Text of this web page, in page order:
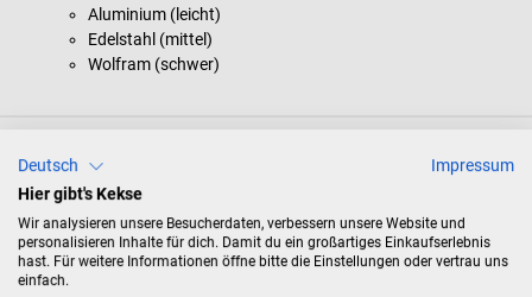
Aluminium (leicht)
Edelstahl (mittel)
Wolfram (schwer)
Produktidentifikation
Dokumente
Deutsch
Impressum
Hier gibt's Kekse
Wir analysieren unsere Besucherdaten, verbessern unsere Website und
personalisieren Inhalte für dich. Damit du ein großartiges Einkaufserlebnis
hast. Für weitere Informationen öffne bitte die Einstellungen oder vertrau uns
einfach.